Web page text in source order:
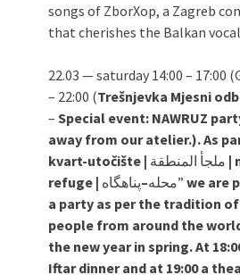
songs of ZborXop, a Zagreb
that cherishes the Balkan
22.03 — saturday 14:00 – 17:00
– 22:00 (Trešnjevka Mjesni
– Special event: NAWRUZ
away from our atelier.). As
kvart-utočište |
|
refuge |
محله– پناهگاه” we are
a party as per the tradition
people from around the
the new year in spring. At
Iftar dinner and at 19:00 a